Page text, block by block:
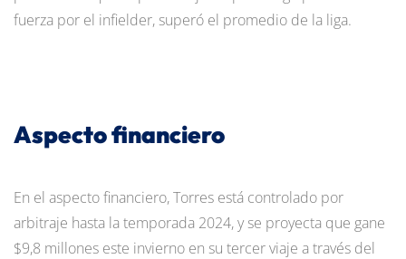
fuerza por el infielder, superó el promedio de la liga.
Aspecto financiero
En el aspecto financiero, Torres está controlado por
arbitraje hasta la temporada 2024, y se proyecta que gane
$9,8 millones este invierno en su tercer viaje a través del